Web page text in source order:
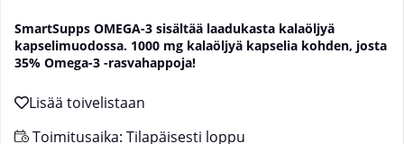
SmartSupps OMEGA-3 sisältää laadukasta kalaöljyä
kapselimuodossa. 1000 mg kalaöljyä kapselia kohden, josta
35% Omega-3 -rasvahappoja!
Toimitusaika: Tilapäisesti loppu